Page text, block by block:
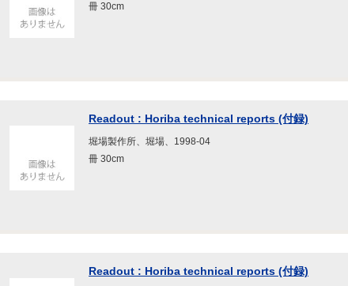
冊 30cm
Readout : Horiba technical reports (付録)
堀場製作所、堀場、1998-04
冊 30cm
Readout : Horiba technical reports (付録)